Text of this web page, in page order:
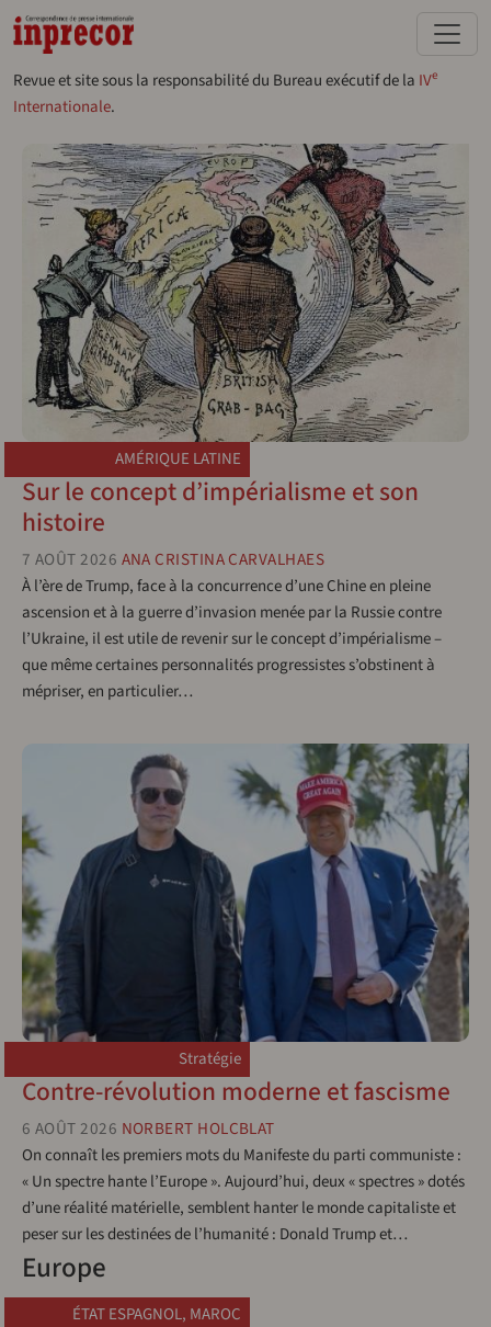
Aller au contenu principal
Revue et site sous la responsabilité du Bureau exécutif de la IVe
Internationale.
AMÉRIQUE LATINE
Sur le concept d’impérialisme et son
histoire
7 AOÛT 2026 ANA CRISTINA CARVALHAES
À l’ère de Trump, face à la concurrence d’une Chine en pleine
ascension et à la guerre d’invasion menée par la Russie contre
l’Ukraine, il est utile de revenir sur le concept d’impérialisme –
que même certaines personnalités progressistes s’obstinent à
mépriser, en particulier…
Stratégie
Contre-révolution moderne et fascisme
6 AOÛT 2026 NORBERT HOLCBLAT
On connaît les premiers mots du Manifeste du parti communiste :
« Un spectre hante l’Europe ». Aujourd’hui, deux « spectres » dotés
d’une réalité matérielle, semblent hanter le monde capitaliste et
peser sur les destinées de l’humanité : Donald Trump et…
Europe
ÉTAT ESPAGNOL, MAROC